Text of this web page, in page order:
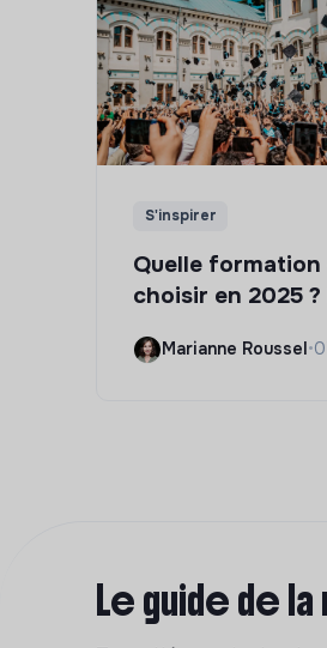
S'inspirer
Quelle formation
choisir en 2025
Marianne Roussel•
Le guide de